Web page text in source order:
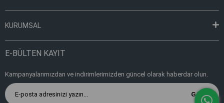
KURUMSAL
E-BÜLTEN KAYIT
Kampanyalarımızdan ve indirimlerimizden güncel olarak haberdar olun.
Gönder